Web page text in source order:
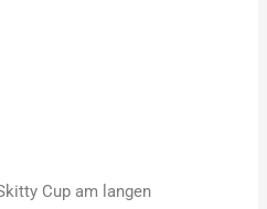
Cup am langen